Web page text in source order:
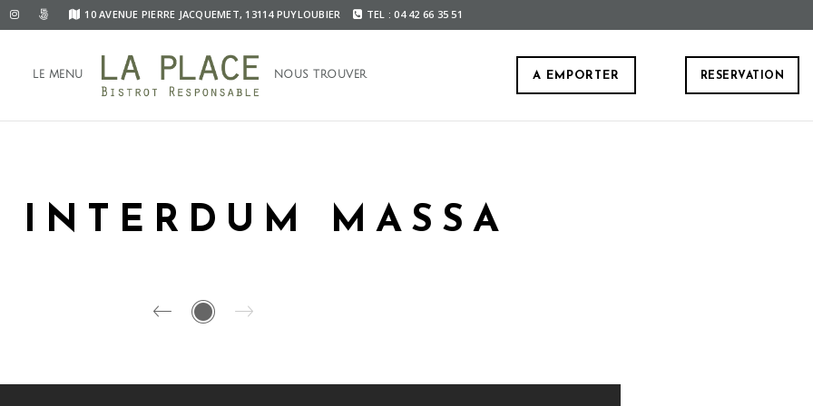
10 AVENUE PIERRE JACQUEMET, 13114 PUYLOUBIER TEL : 04 42 66 35 51
A EMPORTER RESERVATION
LE MENU NOUS TROUVER
INTERDUM MASSA